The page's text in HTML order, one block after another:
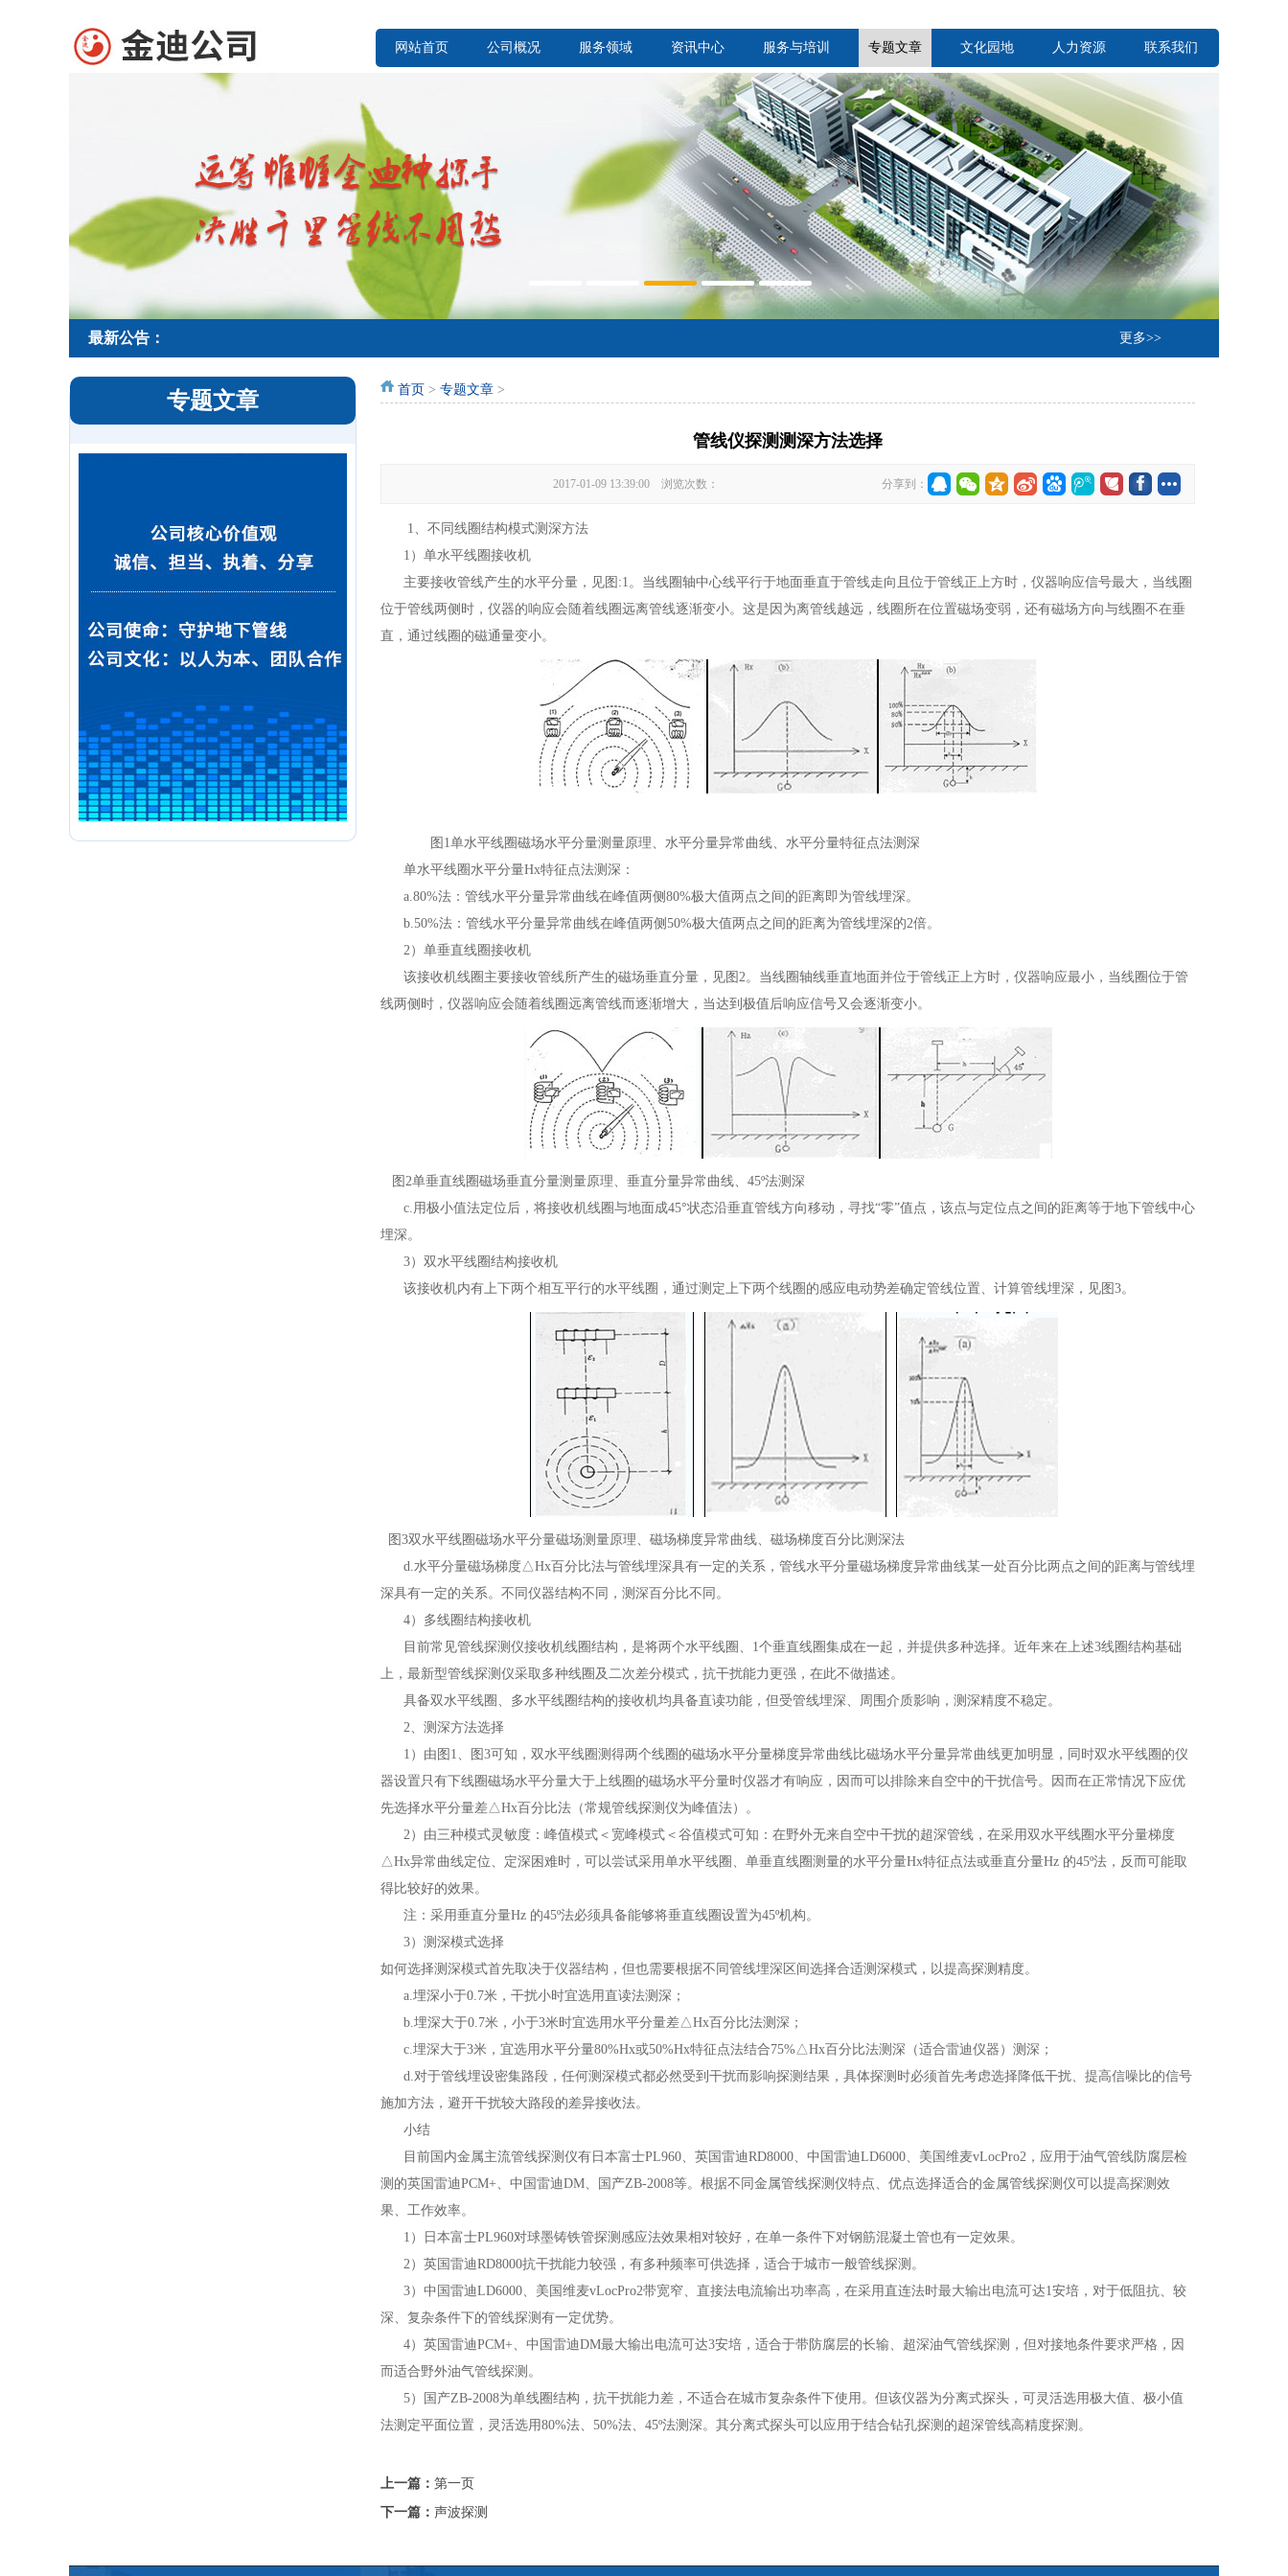
网站首页 公司概况 服务领域 资讯中心 服务与培训 专题文章 文化园地 人力资源 联系我们
最新公告： 更多>>
专题文章 首页 > 专题文章 >
管线仪探测测深方法选择
2017-01-09 13:39:00 浏览次数： 分享到：
1、不同线圈结构模式测深方法
1）单水平线圈接收机
主要接收管线产生的水平分量，见图:1。当线圈轴中心线平行于地面垂直于管线走向且位于管线正上方时，仪器响应信号最大，当线圈
位于管线两侧时，仪器的响应会随着线圈远离管线逐渐变小。这是因为离管线越远，线圈所在位置磁场变弱，还有磁场方向与线圈不在垂
直，通过线圈的磁通量变小。
图1单水平线圈磁场水平分量测量原理、水平分量异常曲线、水平分量特征点法测深
单水平线圈水平分量Hx特征点法测深：
a.80%法：管线水平分量异常曲线在峰值两侧80%极大值两点之间的距离即为管线埋深。
b.50%法：管线水平分量异常曲线在峰值两侧50%极大值两点之间的距离为管线埋深的2倍。
2）单垂直线圈接收机
该接收机线圈主要接收管线所产生的磁场垂直分量，见图2。当线圈轴线垂直地面并位于管线正上方时，仪器响应最小，当线圈位于管
线两侧时，仪器响应会随着线圈远离管线而逐渐增大，当达到极值后响应信号又会逐渐变小。
图2单垂直线圈磁场垂直分量测量原理、垂直分量异常曲线、45º法测深
c.用极小值法定位后，将接收机线圈与地面成45°状态沿垂直管线方向移动，寻找“零”值点，该点与定位点之间的距离等于地下管线中心
埋深。
3）双水平线圈结构接收机
该接收机内有上下两个相互平行的水平线圈，通过测定上下两个线圈的感应电动势差确定管线位置、计算管线埋深，见图3。
图3双水平线圈磁场水平分量磁场测量原理、磁场梯度异常曲线、磁场梯度百分比测深法
d.水平分量磁场梯度△Hx百分比法与管线埋深具有一定的关系，管线水平分量磁场梯度异常曲线某一处百分比两点之间的距离与管线埋
深具有一定的关系。不同仪器结构不同，测深百分比不同。
4）多线圈结构接收机
目前常见管线探测仪接收机线圈结构，是将两个水平线圈、1个垂直线圈集成在一起，并提供多种选择。近年来在上述3线圈结构基础
上，最新型管线探测仪采取多种线圈及二次差分模式，抗干扰能力更强，在此不做描述。
具备双水平线圈、多水平线圈结构的接收机均具备直读功能，但受管线埋深、周围介质影响，测深精度不稳定。
2、测深方法选择
1）由图1、图3可知，双水平线圈测得两个线圈的磁场水平分量梯度异常曲线比磁场水平分量异常曲线更加明显，同时双水平线圈的仪
器设置只有下线圈磁场水平分量大于上线圈的磁场水平分量时仪器才有响应，因而可以排除来自空中的干扰信号。因而在正常情况下应优
先选择水平分量差△Hx百分比法（常规管线探测仪为峰值法）。
2）由三种模式灵敏度：峰值模式＜宽峰模式＜谷值模式可知：在野外无来自空中干扰的超深管线，在采用双水平线圈水平分量梯度
△Hx异常曲线定位、定深困难时，可以尝试采用单水平线圈、单垂直线圈测量的水平分量Hx特征点法或垂直分量Hz 的45º法，反而可能取
得比较好的效果。
注：采用垂直分量Hz 的45º法必须具备能够将垂直线圈设置为45º机构。
3）测深模式选择
如何选择测深模式首先取决于仪器结构，但也需要根据不同管线埋深区间选择合适测深模式，以提高探测精度。
a.埋深小于0.7米，干扰小时宜选用直读法测深；
b.埋深大于0.7米，小于3米时宜选用水平分量差△Hx百分比法测深；
c.埋深大于3米，宜选用水平分量80%Hx或50%Hx特征点法结合75%△Hx百分比法测深（适合雷迪仪器）测深；
d.对于管线埋设密集路段，任何测深模式都必然受到干扰而影响探测结果，具体探测时必须首先考虑选择降低干扰、提高信噪比的信号
施加方法，避开干扰较大路段的差异接收法。
小结
目前国内金属主流管线探测仪有日本富士PL960、英国雷迪RD8000、中国雷迪LD6000、美国维麦vLocPro2，应用于油气管线防腐层检
测的英国雷迪PCM+、中国雷迪DM、国产ZB-2008等。根据不同金属管线探测仪特点、优点选择适合的金属管线探测仪可以提高探测效
果、工作效率。
1）日本富士PL960对球墨铸铁管探测感应法效果相对较好，在单一条件下对钢筋混凝土管也有一定效果。
2）英国雷迪RD8000抗干扰能力较强，有多种频率可供选择，适合于城市一般管线探测。
3）中国雷迪LD6000、美国维麦vLocPro2带宽窄、直接法电流输出功率高，在采用直连法时最大输出电流可达1安培，对于低阻抗、较
深、复杂条件下的管线探测有一定优势。
4）英国雷迪PCM+、中国雷迪DM最大输出电流可达3安培，适合于带防腐层的长输、超深油气管线探测，但对接地条件要求严格，因
而适合野外油气管线探测。
5）国产ZB-2008为单线圈结构，抗干扰能力差，不适合在城市复杂条件下使用。但该仪器为分离式探头，可灵活选用极大值、极小值
法测定平面位置，灵活选用80%法、50%法、45º法测深。其分离式探头可以应用于结合钻孔探测的超深管线高精度探测。
上一篇： 第一页
下一篇： 声波探测